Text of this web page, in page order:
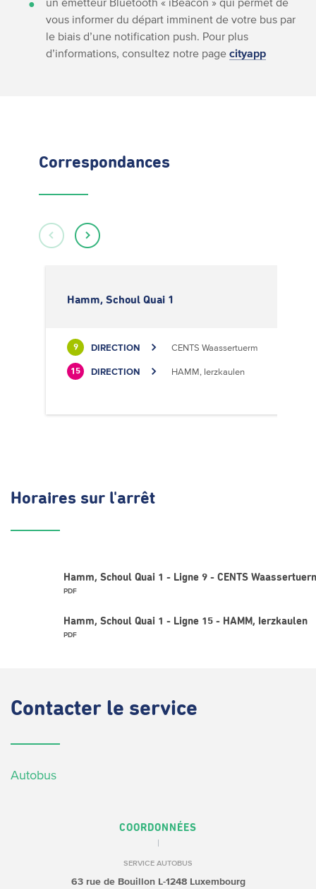
vous informer du départ imminent de votre bus par
le biais d’une notification push. Pour plus
d’informations, consultez notre page cityapp
Correspondances
Hamm, Schoul Quai 1
9 DIRECTION CENTS Waassertuerm
15 DIRECTION HAMM, Ierzkaulen
Horaires sur l'arrêt
Hamm, Schoul Quai 1 - Ligne 9 - CENTS
PDF
Hamm, Schoul Quai 1 - Ligne 15 - HAMM, Ierzkaulen
PDF
Contacter le service
Autobus
COORDONNÉES
SERVICE AUTOBUS
63 rue de BouillonL-1248 Luxembourg